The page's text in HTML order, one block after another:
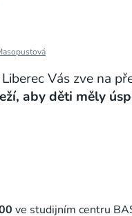
Vás zve na
aby děti měly
ve studijním centru